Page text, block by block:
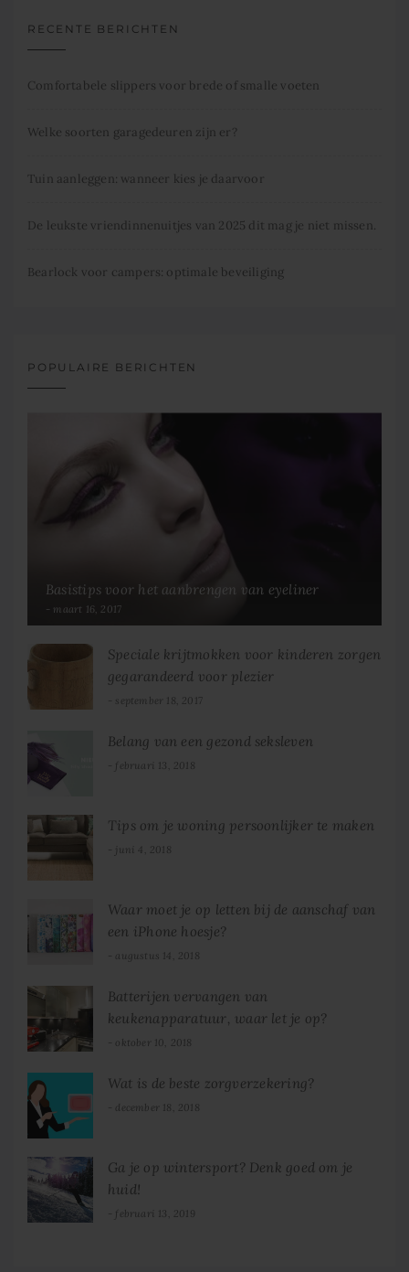
RECENTE BERICHTEN
Comfortabele slippers voor brede of smalle voeten
Welke soorten garagedeuren zijn er?
Tuin aanleggen: wanneer kies je daarvoor
De leukste vriendinnenuitjes van 2025 dit mag je niet missen.
Bearlock voor campers: optimale beveiliging
POPULAIRE BERICHTEN
Basistips voor het aanbrengen van eyeliner
maart 16, 2017
Speciale krijtmokken voor kinderen zorgen
gegarandeerd voor plezier
september 18, 2017
Belang van een gezond seksleven
februari 13, 2018
Tips om je woning persoonlijker te maken
juni 4, 2018
Waar moet je op letten bij de aanschaf van
een iPhone hoesje?
augustus 14, 2018
Batterijen vervangen van
keukenapparatuur, waar let je op?
oktober 10, 2018
Wat is de beste zorgverzekering?
december 18, 2018
Ga je op wintersport? Denk goed om je
huid!
februari 13, 2019